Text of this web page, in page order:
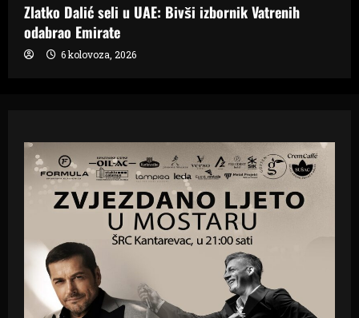
Zlatko Dalić seli u UAE: Bivši izbornik Vatrenih
odabrao Emirate
6 kolovoza, 2026